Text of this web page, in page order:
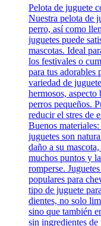
Pelota de juguete
Nuestra pelota de
perro, así como
juguetes puede
mascotas. Ideal
los festivales o
para tus adorables
variedad de
hermosos,
perros pequeños.
reducir el stres de
Buenos
juguetes son
daño a su
muchos puntos y
romperse.
populares para
tipo de juguete
dientes, no solo
sino que también
sin ingredientes